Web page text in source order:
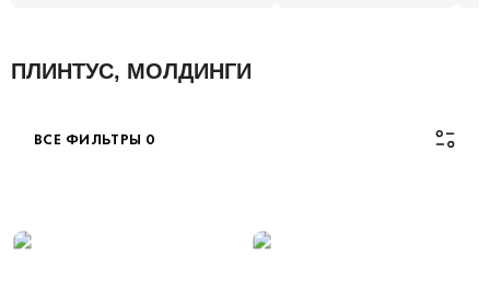
ПЛИНТУС, МОЛДИНГИ
ВСЕ ФИЛЬТРЫ 0